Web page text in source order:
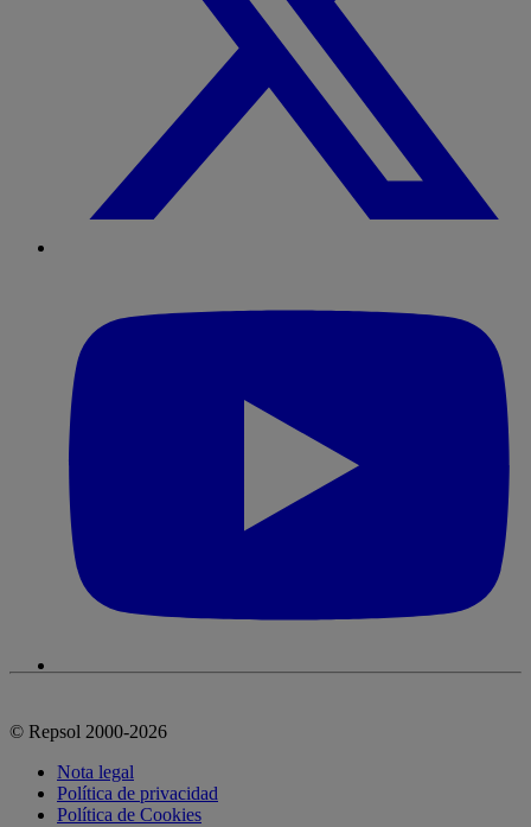
© Repsol 2000-2026
Nota legal
Política de privacidad
Política de Cookies